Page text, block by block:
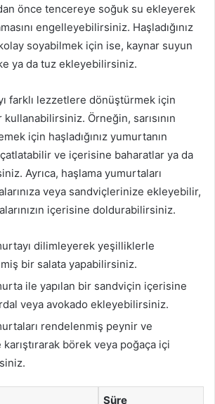
önce tencereye soğuk su ekleyerek
engelleyebilirsiniz. Haşladığınız
soyabilmek için ise, kaynar suyun
ya da tuz ekleyebilirsiniz.
farklı lezzetlere dönüştürmek için
Örneğin, sarısının
için haşladığınız yumurtanın
ve içerisine baharatlar ya da
Ayrıca, haşlama yumurtaları
veya sandviçlerinize ekleyebilir,
içerisine doldurabilirsiniz.
dilimleyerek yeşilliklerle
bir salata yapabilirsiniz.
ile yapılan bir sandviçin içerisine
veya avokado ekleyebilirsiniz.
rendelenmiş peynir ve
börek veya poğaça içi
Süre